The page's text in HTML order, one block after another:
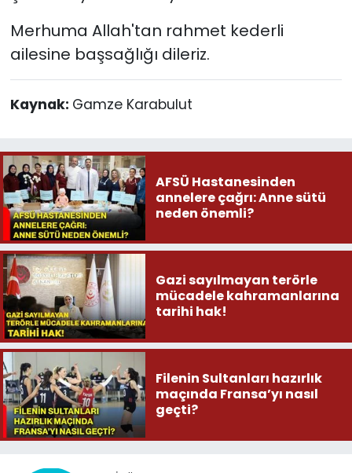
Merhuma Allah'tan rahmet kederli
ailesine başsağlığı dileriz.
Kaynak: Gamze Karabulut
AFSÜ Hastanesinden
annelere çağrı: Anne sütü
neden önemli?
Gazi sayılmayan terörle
mücadele kahramanlarına
tarihi hak!
Filenin Sultanları hazırlık
maçında Fransa’yı nasıl
geçti?